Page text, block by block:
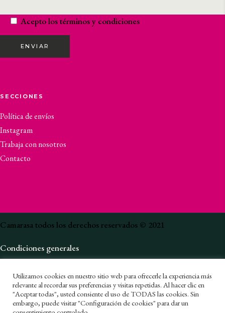
Acepto lostérminos y condiciones
ENVIAR
SECCIONES
Política de envíos
Instagram
Trabaja con nosotros
Contacto
Camarasa todos los derechos reservados © 2021
Condiciones generales
Canal de denuncias
Política de cookies
Utilizamos cookies en nuestro sitio web para ofrecerle la experiencia más
relevante al recordar sus preferencias y visitas repetidas. Al hacer clic en
"Aceptar todas", usted consiente el uso de TODAS las cookies. Sin
embargo, puede visitar "Configuración de cookies" para dar un